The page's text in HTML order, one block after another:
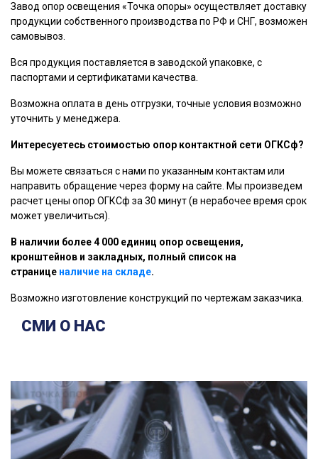
Завод опор освещения «Точка опоры» осуществляет доставку
продукции собственного производства по РФ и СНГ, возможен
самовывоз.
Вся продукция поставляется в заводской упаковке, с
паспортами и сертификатами качества.
Возможна оплата в день отгрузки, точные условия возможно
уточнить у менеджера.
Интересуетесь стоимостью опор контактной сети ОГКСф?
Вы можете связаться с нами по указанным контактам или
направить обращение через форму на сайте. Мы произведем
расчет цены опор ОГКСф за 30 минут (в нерабочее время срок
может увеличиться).
В наличии более 4 000 единиц опор освещения,
кронштейнов и закладных, полный список на
странице наличие на складе.
Возможно изготовление конструкций по чертежам заказчика.
СМИ О НАС